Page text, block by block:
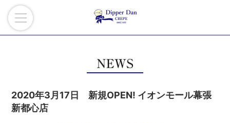
2020年3月17日 新規OPEN! イオンモール幕張
新都心店